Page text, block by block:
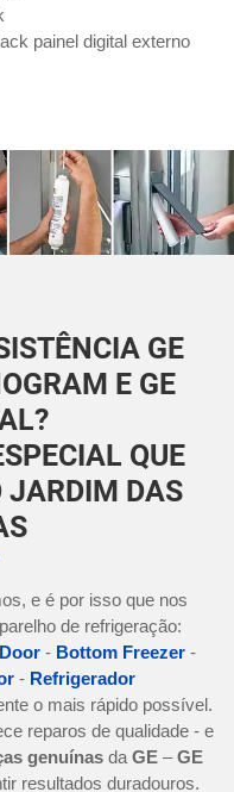
painel digital externo
GE
E GE
QUE
JARDIM DAS
e é por isso que nos
de refrigeração:
- Bottom Freezer -
- Refrigerador
o mais rápido possível.
reparos de qualidade - e
genuínas da GE –GE
resultados duradouros.